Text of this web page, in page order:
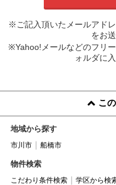
※ご記入頂いたメールアド
をお
※Yahoo!メールなどのフリ
ォルダに
こ
地域から探す
市川市 船橋市
物件検索
こだわり条件検索 学区から検